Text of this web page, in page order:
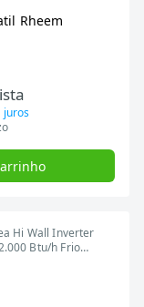
Rheem
juros
Hi Wall Inverter
Btu/h Frio